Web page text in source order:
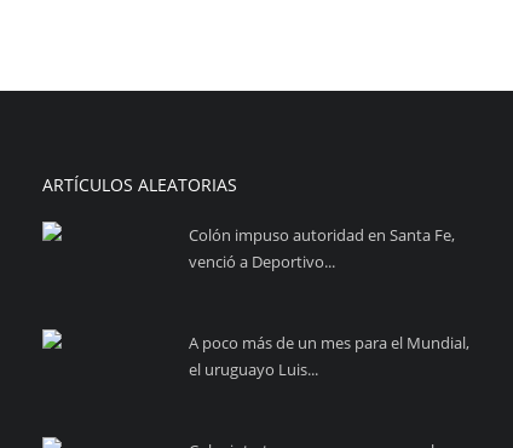
ARTÍCULOS ALEATORIAS
Colón impuso autoridad en Santa Fe,
venció a Deportivo...
A poco más de un mes para el Mundial,
el uruguayo Luis...